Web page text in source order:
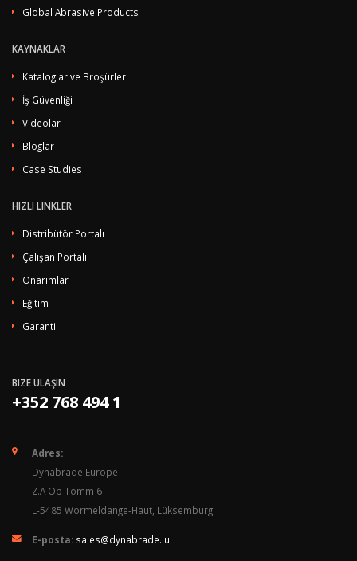
Global Abrasive Products
KAYNAKLAR
Kataloglar ve Broşürler
İş Güvenliği
Videolar
Bloglar
Case Studies
HIZLI LINKLER
Distribütör Portalı
Çalışan Portalı
Onarımlar
Eğitim
Garanti
BIZE ULAŞIN
+352 768 494 1
Adres:
Dynabrade Europe
Z.A Op Tomm 6
L-5485 Wormeldange-Haut, Lüksemburg
E-posta: sales@dynabrade.lu